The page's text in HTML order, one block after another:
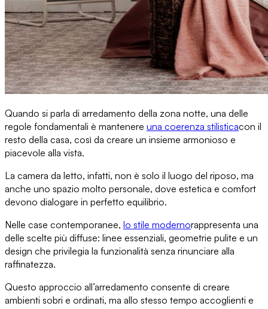
Quando si parla di arredamento della zona notte, una delle
regole fondamentali è mantenere una coerenza stilisticacon il
resto della casa, così da creare un insieme armonioso e
piacevole alla vista.
La camera da letto, infatti, non è solo il luogo del riposo, ma
anche uno spazio molto personale, dove estetica e comfort
devono dialogare in perfetto equilibrio.
Nelle case contemporanee, lo stile modernorappresenta una
delle scelte più diffuse: linee essenziali, geometrie pulite e un
design che privilegia la funzionalità senza rinunciare alla
raffinatezza.
Questo approccio all’arredamento consente di creare
ambienti sobri e ordinati, ma allo stesso tempo accoglienti e